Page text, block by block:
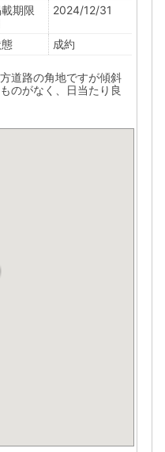
期限
2024/12/31
成約
道路の角地ですが傾斜
のがなく、日当たり良